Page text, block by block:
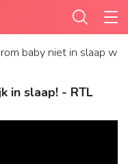
baby niet in slaap
in slaap! - RTL